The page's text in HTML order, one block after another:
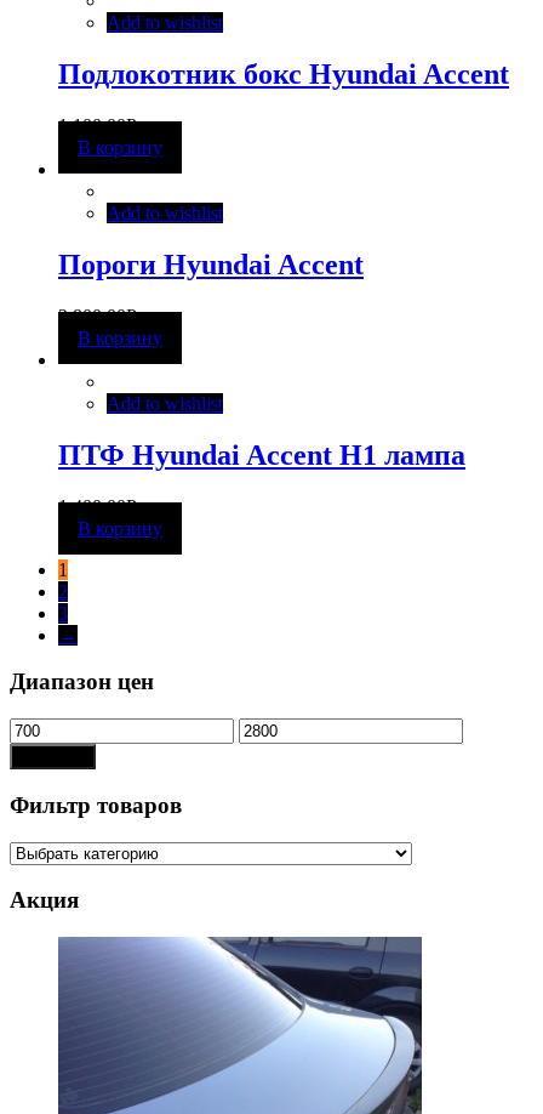
Add to wishlist
Подлокотник бокс Hyundai Accent
1 100,00Р
В корзину
Add to wishlist
Пороги Hyundai Accent
2 800,00Р
В корзину
Add to wishlist
ПТФ Hyundai Accent H1 лампа
1 400,00Р
В корзину
1
2
3
→
Диапазон цен
Фильтр товаров
Акция